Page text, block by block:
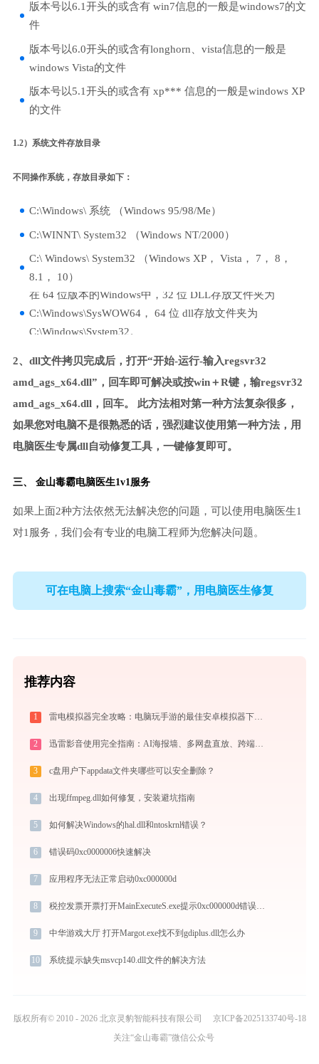
版本号以6.1开头的或含有 win7信息的一般是windows7的文
件
版本号以6.0开头的或含有longhorn、vista信息的一般是
windows Vista的文件
版本号以5.1开头的或含有 xp*** 信息的一般是windows XP
的文件
1.2）系统文件存放目录
不同操作系统，存放目录如下：
C:\Windows\ 系统 （Windows 95/98/Me）
C:\WINNT\ System32 （Windows NT/2000）
C:\ Windows\ System32 （Windows XP， Vista， 7， 8，
8.1， 10）
在 64 位版本的Windows中，32 位 DLL存放文件夹为
C:\Windows\SysWOW64， 64 位 dll存放文件夹为
C:\Windows\System32。
2、dll文件拷贝完成后，打开“开始-运行-输入regsvr32
amd_ags_x64.dll”，回车即可解决或按win＋R键，输regsvr32
amd_ags_x64.dll，回车。 此方法相对第一种方法复杂很多，
如果您对电脑不是很熟悉的话，强烈建议使用第一种方法，用
电脑医生专属dll自动修复工具，一键修复即可。
三、 金山毒霸电脑医生1v1服务
如果上面2种方法依然无法解决您的问题，可以使用电脑医生1
对1服务，我们会有专业的电脑工程师为您解决问题。
可在电脑上搜索“金山毒霸”，用电脑医生修复
推荐内容
1 雷电模拟器完全攻略：电脑玩手游的最佳安卓模拟器下载安装与优化配置指南
2 迅雷影音使用完全指南：AI海报墙、多网盘直放、跨端同步，不止于播放器
3 c盘用户下appdata文件夹哪些可以安全删除？
4 出现ffmpeg.dll如何修复，安装避坑指南
5 如何解决Windows的hal.dll和ntoskrnl错误？
6 错误码0xc0000006快速解决
7 应用程序无法正常启动0xc000000d
8 税控发票开票打开MainExecuteS.exe提示0xc000000d错误码怎么办
9 中华游戏大厅 打开Margot.exe找不到gdiplus.dll怎么办
10 系统提示缺失msvcp140.dll文件的解决方法
版权所有© 2010 - 2026 北京灵豹智能科技有限公司
京ICP备2025133740号-18
关注“金山毒霸”微信公众号